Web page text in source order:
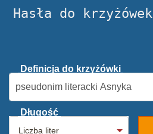
Hasła do krzyżówek
Definicja do krzyżówki
Długość